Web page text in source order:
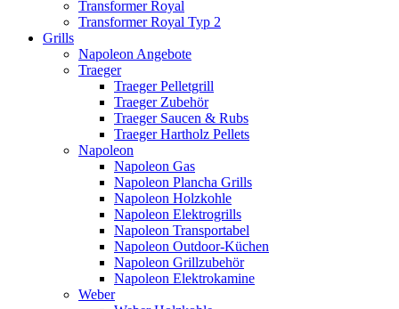
Transformer Royal
Transformer Royal Typ 2
Grills
Napoleon Angebote
Traeger
Traeger Pelletgrill
Traeger Zubehör
Traeger Saucen & Rubs
Traeger Hartholz Pellets
Napoleon
Napoleon Gas
Napoleon Plancha Grills
Napoleon Holzkohle
Napoleon Elektrogrills
Napoleon Transportabel
Napoleon Outdoor-Küchen
Napoleon Grillzubehör
Napoleon Elektrokamine
Weber